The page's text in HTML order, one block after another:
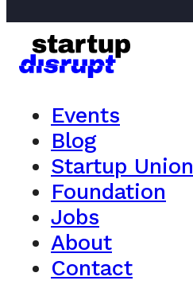
Events
Blog
Startup Union
Foundation
Jobs
About
Contact